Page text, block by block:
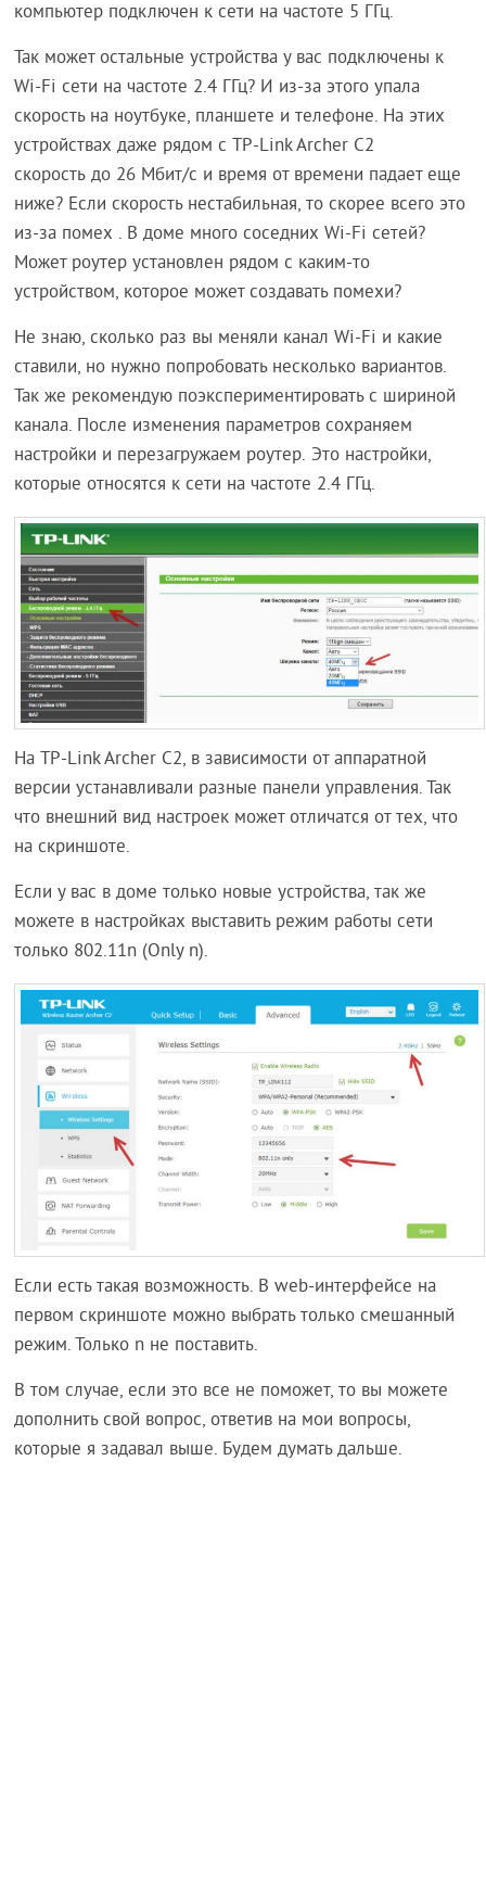
компьютер подключен к сети на частоте 5 ГГц.
Так может остальные устройства у вас подключены к
Wi-Fi сети на частоте 2.4 ГГц? И из-за этого упала
скорость на ноутбуке, планшете и телефоне. На этих
устройствах даже рядом с TP-Link Archer C2
скорость до 26 Мбит/с и время от времени падает еще
ниже? Если скорость нестабильная, то скорее всего это
из-за помех . В доме много соседних Wi-Fi сетей?
Может роутер установлен рядом с каким-то
устройством, которое может создавать помехи?
Не знаю, сколько раз вы меняли канал Wi-Fi и какие
ставили, но нужно попробовать несколько вариантов.
Так же рекомендую поэкспериментировать с шириной
канала. После изменения параметров сохраняем
настройки и перезагружаем роутер. Это настройки,
которые относятся к сети на частоте 2.4 ГГц.
На TP-Link Archer C2, в зависимости от аппаратной
версии устанавливали разные панели управления. Так
что внешний вид настроек может отличатся от тех, что
на скриншоте.
Если у вас в доме только новые устройства, так же
можете в настройках выставить режим работы сети
только 802.11n (Only n).
Если есть такая возможность. В web-интерфейсе на
первом скриншоте можно выбрать только смешанный
режим. Только n не поставить.
В том случае, если это все не поможет, то вы можете
дополнить свой вопрос, ответив на мои вопросы,
которые я задавал выше. Будем думать дальше.